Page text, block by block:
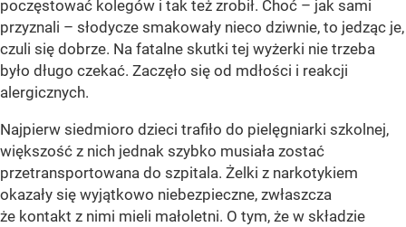
poczęstować kolegów i tak też zrobił. Choć – jak sami
przyznali – słodycze smakowały nieco dziwnie, to jedząc je,
czuli się dobrze. Na fatalne skutki tej wyżerki nie trzeba
było długo czekać. Zaczęło się od mdłości i reakcji
alergicznych.
Najpierw siedmioro dzieci trafiło do pielęgniarki szkolnej,
większość z nich jednak szybko musiała zostać
przetransportowana do szpitala. Żelki z narkotykiem
okazały się wyjątkowo niebezpieczne, zwłaszcza
że kontakt z nimi mieli małoletni. O tym, że w składzie